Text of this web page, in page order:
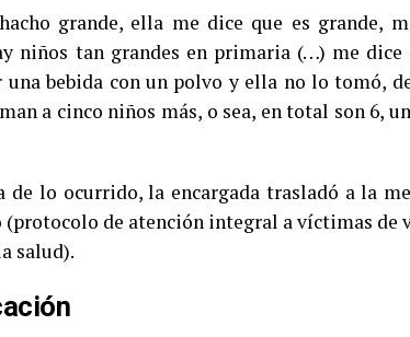
grande, ella me dice que es grande,
niños tan grandes en primaria (…) me dice
bebida con un polvo y ella no lo tomó,
a cinco niños más, o sea, en total son 6,
de lo ocurrido, la encargada trasladó a la
de atención integral a víctimas de
salud).